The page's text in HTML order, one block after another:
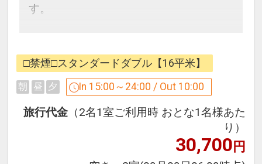
す。
うに、清潔なお部屋を提供いたします。
フロントスタッフは、フレンドリーなが
らスピードある応対を心がけ、
お客様が安心・安全に広島で思い出深く
お過ごしいただけるようお約束いたしま
直前予約にも最適なプランです。
□禁煙□スタンダードダブル【16平米】
朝 昼 夕 In 15:00～24:00 / Out 10:00
旅行代金 （2名1室ご利用時 おとな1名様あた
り）
30,700円